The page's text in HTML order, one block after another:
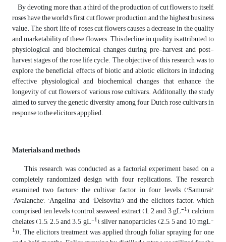
By devoting more than a third of the production of cut flowers to itself,
roses have the world's first cut flower production, and the highest business
value. The short life of roses cut flowers causes a decrease in the quality
and marketability of these flowers. This decline in quality is attributed to
physiological and biochemical changes during pre-harvest and post-
harvest stages of the rose life cycle. The objective of this research was to
explore thebeneficial effects of biotic and abiotic elicitors in inducing
effective physiological and biochemical changes that enhance the
longevity of cut flowers of various rose cultivars. Additonally, the study
aimed to survey the genetic diversity among four Dutch rose cultivars in
response to the elicitors appplied.
Materials and methods
This research was conducted as a factorial experiment based on a
completely randomized design with four replications. The research
examined two factors: the cultivar factor in four levels ('Samurai',
'Avalanche', 'Angelina' and 'Delsovita') and the elicitors factor, which
comprised ten levels (control, seaweed extract (1, 2 and 3 gL-1), calcium
chelates (1.5, 2.5 and 3.5 gL-1), silver nanoparticles (2.5, 5 and 10 mgL-
1)). The elicitors treatment was applied through foliar spraying for one